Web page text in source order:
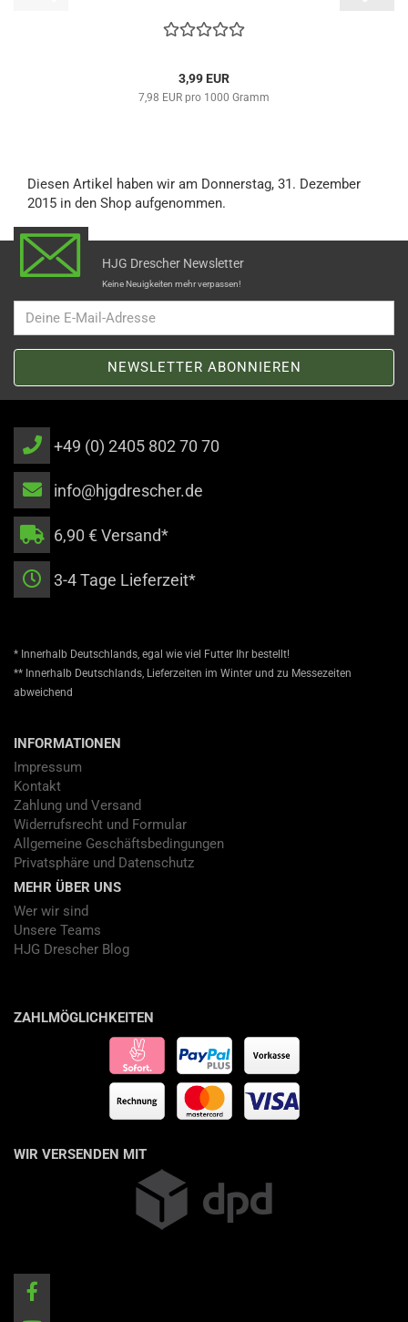
3,99 EUR
7,98 EUR pro 1000 Gramm
Diesen Artikel haben wir am Donnerstag, 31. Dezember
2015 in den Shop aufgenommen.
HJG Drescher Newsletter
Keine Neuigkeiten mehr verpassen!
+49 (0) 2405 802 70 70
info@hjgdrescher.de
6,90 € Versand*
3-4 Tage Lieferzeit*
* Innerhalb Deutschlands, egal wie viel Futter Ihr bestellt!
** Innerhalb Deutschlands, Lieferzeiten im Winter und zu Messezeiten
abweichend
INFORMATIONEN
Impressum
Kontakt
Zahlung und Versand
Widerrufsrecht und Formular
Allgemeine Geschäftsbedingungen
Privatsphäre und Datenschutz
MEHR ÜBER UNS
Wer wir sind
Unsere Teams
HJG Drescher Blog
ZAHLMÖGLICHKEITEN
WIR VERSENDEN MIT